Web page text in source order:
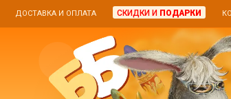
ДОСТАВКА И ОПЛАТА СКИДКИ И ПОДАРКИ